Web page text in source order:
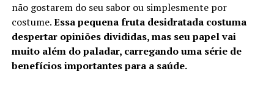
não gostarem do seu sabor ou simplesmente por
costume.Essa pequena fruta desidratada costuma
despertar opiniões divididas, mas seu papel vai
muito além do paladar, carregando uma série de
benefícios importantes para a saúde.